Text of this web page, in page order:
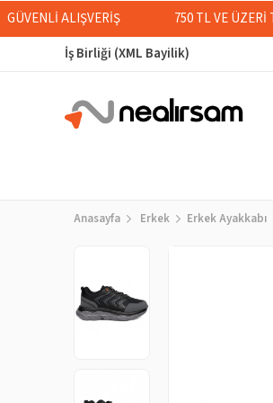
GÜVENLİ ALIŞVERİŞ 750 TL VE ÜZERİ
İş Birliği (XML Bayilik)
Anasayfa Erkek Erkek Ayakkabı